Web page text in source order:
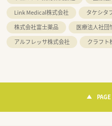
Link Medical株式会社
タケシタ
株式会社富士薬品
医療法人社団
アルフレッサ株式会社
クラフト